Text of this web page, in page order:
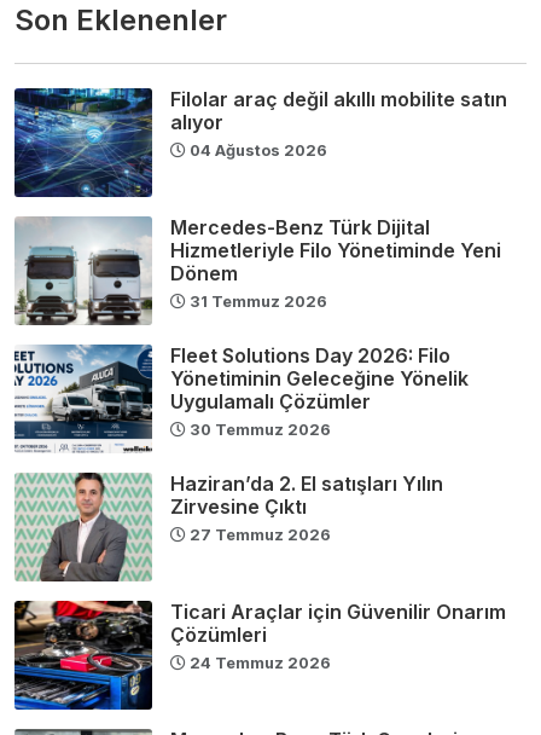
Son Eklenenler
Filolar araç değil akıllı mobilite satın
alıyor
04 Ağustos 2026
Mercedes-Benz Türk Dijital
Hizmetleriyle Filo Yönetiminde Yeni
Dönem
31 Temmuz 2026
Fleet Solutions Day 2026: Filo
Yönetiminin Geleceğine Yönelik
Uygulamalı Çözümler
30 Temmuz 2026
Haziran’da 2. El satışları Yılın
Zirvesine Çıktı
27 Temmuz 2026
Ticari Araçlar için Güvenilir Onarım
Çözümleri
24 Temmuz 2026